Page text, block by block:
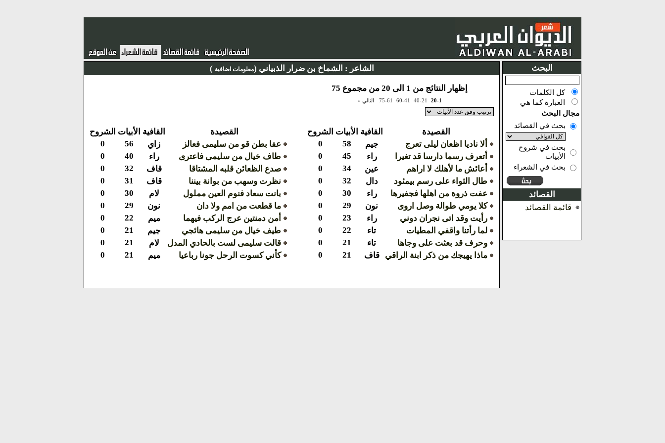
البحث
كل الكلمات
العبارة كما هي
مجال البحث
بحث في القصائد
بحث في شروح
الأبيات
بحث في الشعراء
القصائد
قائمة القصائد
الشاعر : الشماخ بن ضرار الذبياني (معلومات اضافية )
إظهار النتائج من 1 الى 20 من مجموع 75
20-1
40-21
60-41
75-61 التالي »
القصيدة القافية الأبيات الشروح القصيدة القافية الأبيات الشروح
ألا ناديا اظعان ليلى تعرج
جيم 58
0 عفا بطن قو من سليمى فعالز زاي 56
0
أتعرف رسما دارسا قد تغيرا
راء 45
0 طاف خيال من سليمى فاعترى راء 40
0
أعائش ما لأهلك لا اراهم
عين 34
0 صدع الظعائن قلبه المشتاقا قاف 32
0
طال الثواء على رسم بيمئود
دال 32
0 نظرت وسهب من بوانة بيننا قاف 31
0
عفت ذروة من اهلها فجفيرها
راء 30
0 بانت سعاد فنوم العين مملول لام 30
0
كلا يومي طوالة وصل اروى
نون 29
0 ما قطعت من امم ولا دان نون 29
0
رأيت وقد اتى نجران دوني
راء 23
0 أمن دمنتين عرج الركب فيهما ميم 22
0
لما رأتنا واقفي المطيات
تاء 22
0 طيف خيال من سليمى هائجي جيم 21
0
وحرف قد بعثت على وجاها
تاء 21
0 قالت سليمى لست بالحادي المدل لام 21
0
ماذا يهيجك من ذكر ابنة الراقي
قاف 21
0 كأني كسوت الرحل جونا رباعيا ميم 21
0